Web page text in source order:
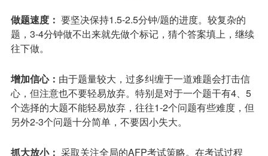
做题速度： 要坚决保持1.5-2.5分钟/题的进度。较复杂的
题，3-4分钟做不出来就先做个标记，猜个答案填上，继续
往下做。
增加信心： 由于题量较大，过多纠缠于一道难题会打击信
心，但注意也不要轻易放弃。特别是对于一个题干有4、5
个选择的大题不能轻易放弃，往往1-2个问题有些难度，但
另外2-3个问题十分简单，不要因小失大。
抓大放小： 采取关注全局的AFP考试策略。在考试过程